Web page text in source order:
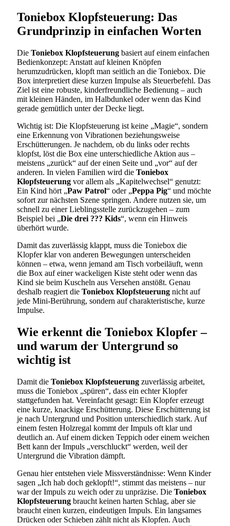
Toniebox Klopfsteuerung: Das
Grundprinzip in einfachen Worten
Die Toniebox Klopfsteuerung basiert auf einem einfachen
Bedienkonzept: Anstatt auf kleinen Knöpfen
herumzudrücken, klopft man seitlich an die Toniebox. Die
Box interpretiert diese kurzen Impulse als Steuerbefehl. Das
Ziel ist eine robuste, kinderfreundliche Bedienung – auch
mit kleinen Händen, im Halbdunkel oder wenn das Kind
gerade gemütlich unter der Decke liegt.
Wichtig ist: Die Klopfsteuerung ist keine „Magie“, sondern
eine Erkennung von Vibrationen beziehungsweise
Erschütterungen. Je nachdem, ob du links oder rechts
klopfst, löst die Box eine unterschiedliche Aktion aus –
meistens „zurück“ auf der einen Seite und „vor“ auf der
anderen. In vielen Familien wird die Toniebox
Klopfsteuerung vor allem als „Kapitelwechsel“ genutzt:
Ein Kind hört „Paw Patrol“ oder „Peppa Pig“ und möchte
sofort zur nächsten Szene springen. Andere nutzen sie, um
schnell zu einer Lieblingsstelle zurückzugehen – zum
Beispiel bei „Die drei ??? Kids“, wenn ein Hinweis
überhört wurde.
Damit das zuverlässig klappt, muss die Toniebox die
Klopfer klar von anderen Bewegungen unterscheiden
können – etwa, wenn jemand am Tisch vorbeiläuft, wenn
die Box auf einer wackeligen Kiste steht oder wenn das
Kind sie beim Kuscheln aus Versehen anstößt. Genau
deshalb reagiert die Toniebox Klopfsteuerung nicht auf
jede Mini-Berührung, sondern auf charakteristische, kurze
Impulse.
Wie erkennt die Toniebox Klopfer –
und warum der Untergrund so
wichtig ist
Damit die Toniebox Klopfsteuerung zuverlässig arbeitet,
muss die Toniebox „spüren“, dass ein echter Klopfer
stattgefunden hat. Vereinfacht gesagt: Ein Klopfer erzeugt
eine kurze, knackige Erschütterung. Diese Erschütterung ist
je nach Untergrund und Position unterschiedlich stark. Auf
einem festen Holzregal kommt der Impuls oft klar und
deutlich an. Auf einem dicken Teppich oder einem weichen
Bett kann der Impuls „verschluckt“ werden, weil der
Untergrund die Vibration dämpft.
Genau hier entstehen viele Missverständnisse: Wenn Kinder
sagen „Ich hab doch geklopft!“, stimmt das meistens – nur
war der Impuls zu weich oder zu unpräzise. Die Toniebox
Klopfsteuerung braucht keinen harten Schlag, aber sie
braucht einen kurzen, eindeutigen Impuls. Ein langsames
Drücken oder Schieben zählt nicht als Klopfen. Auch